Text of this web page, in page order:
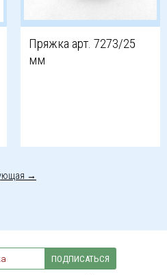
Пряжка арт. 7273/25
мм
→
ПОДПИСАТЬСЯ